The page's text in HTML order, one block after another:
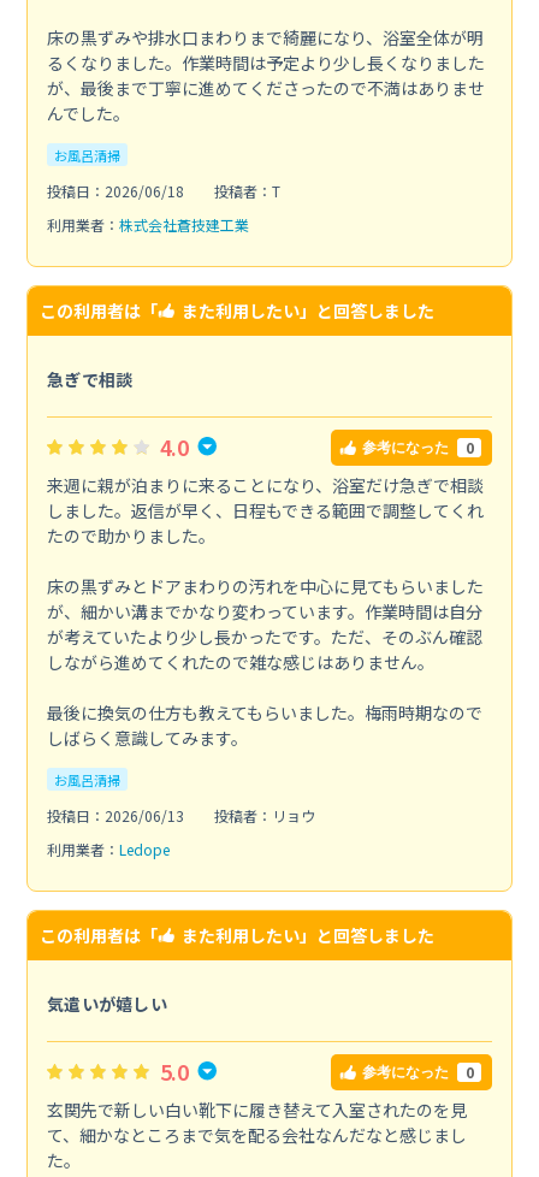
床の黒ずみや排水口まわりまで綺麗になり、浴室全体が明
るくなりました。作業時間は予定より少し長くなりました
が、最後まで丁寧に進めてくださったので不満はありませ
んでした。
お風呂清掃
投稿日：2026/06/18
投稿者：T
利用業者： 株式会社蒼技建工業
この利用者は「 また利用したい」と回答しました
急ぎで相談
4.0 参考になった 0
来週に親が泊まりに来ることになり、浴室だけ急ぎで相談
しました。返信が早く、日程もできる範囲で調整してくれ
たので助かりました。
床の黒ずみとドアまわりの汚れを中心に見てもらいました
が、細かい溝までかなり変わっています。作業時間は自分
が考えていたより少し長かったです。ただ、そのぶん確認
しながら進めてくれたので雑な感じはありません。
最後に換気の仕方も教えてもらいました。梅雨時期なので
しばらく意識してみます。
お風呂清掃
投稿日：2026/06/13
投稿者：リョウ
利用業者： Ledope
この利用者は「 また利用したい」と回答しました
気遣いが嬉しい
5.0 参考になった 0
玄関先で新しい白い靴下に履き替えて入室されたのを見
て、細かなところまで気を配る会社なんだなと感じまし
た。